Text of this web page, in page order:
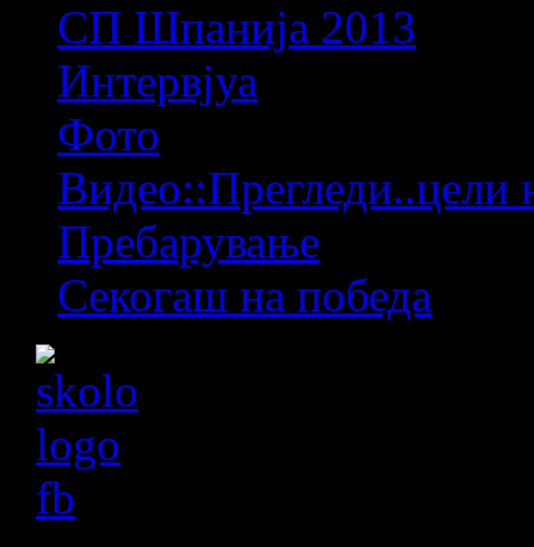
СП Шпанија 2013
Интервјуа
Фото
Видео::Прегледи..цели
Пребарување
Секогаш на победа